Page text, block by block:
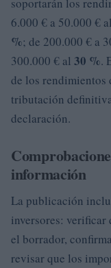
6.000 € a 50.000 € al
%; de 200.000 € a
300.000 € al 30 %.
de los rendimientos
tributación
declaración.
información
La publicación
inversores: verificar
el borrador,
revisar que los